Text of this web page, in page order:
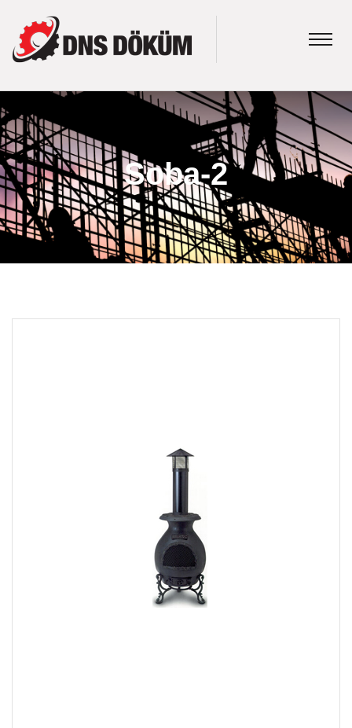
Soba-2